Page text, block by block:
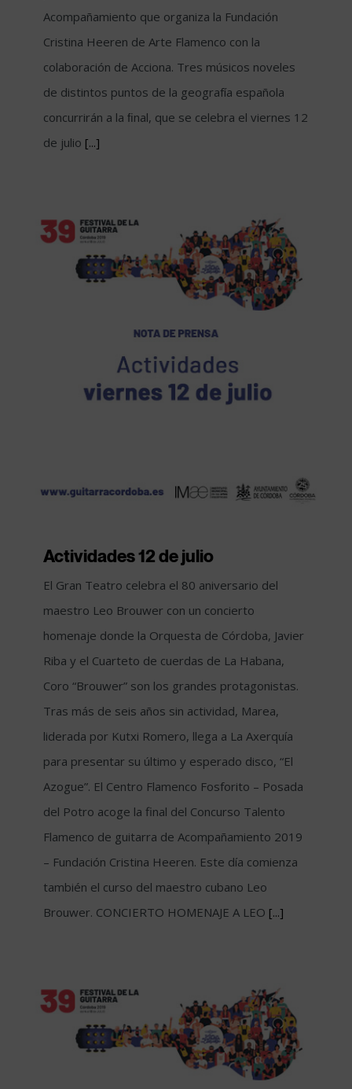
Acompañamiento que organiza la Fundación
Cristina Heeren de Arte Flamenco con la
colaboración de Acciona. Tres músicos noveles
de distintos puntos de la geografía española
concurrirán a la ﬁnal, que se celebra el viernes 12
de julio [...]
Actividades 12 de julio
El Gran Teatro celebra el 80 aniversario del
maestro Leo Brouwer con un concierto
homenaje donde la Orquesta de Córdoba, Javier
Riba y el Cuarteto de cuerdas de La Habana,
Coro “Brouwer” son los grandes protagonistas.
Tras más de seis años sin actividad, Marea,
liderada por Kutxi Romero, llega a La Axerquía
para presentar su último y esperado disco, “El
Azogue”. El Centro Flamenco Fosforito – Posada
del Potro acoge la final del Concurso Talento
Flamenco de guitarra de Acompañamiento 2019
– Fundación Cristina Heeren. Este día comienza
también el curso del maestro cubano Leo
Brouwer. CONCIERTO HOMENAJE A LEO [...]